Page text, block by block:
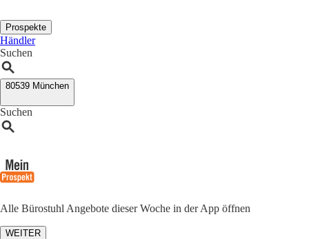
Prospekte
Händler
Suchen
80539 München
Suchen
Alle Bürostuhl Angebote dieser Woche in der App öffnen
WEITER